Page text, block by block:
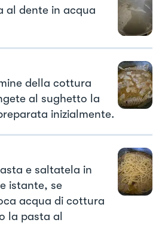
al dente in acqua
della cottura
al sughetto la
inizialmente.
e saltatela in
istante, se
acqua di cottura
la pasta al